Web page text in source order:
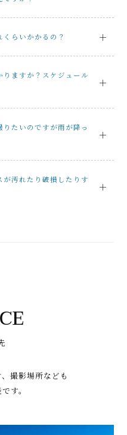
らいかかるの？
ますか？スケジュール
たいのですが雨が降っ
が汚れたり破損したりす
撮影場所なども
す。